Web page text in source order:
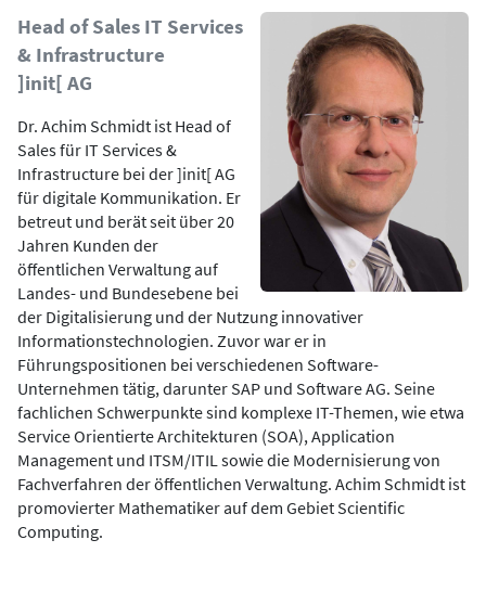
Bild
Head of Sales IT Services
& Infrastructure
]init[ AG
Dr. Achim Schmidt ist Head of
Sales für IT Services &
Infrastructure bei der ]init[ AG
für digitale Kommunikation. Er
betreut und berät seit über 20
Jahren Kunden der
öffentlichen Verwaltung auf
Landes- und Bundesebene bei
der Digitalisierung und der Nutzung innovativer
Informationstechnologien. Zuvor war er in
Führungspositionen bei verschiedenen Software-
Unternehmen tätig, darunter SAP und Software AG. Seine
fachlichen Schwerpunkte sind komplexe IT-Themen, wie etwa
Service Orientierte Architekturen (SOA), Application
Management und ITSM/ITIL sowie die Modernisierung von
Fachverfahren der öffentlichen Verwaltung. Achim Schmidt ist
promovierter Mathematiker auf dem Gebiet Scientific
Computing.